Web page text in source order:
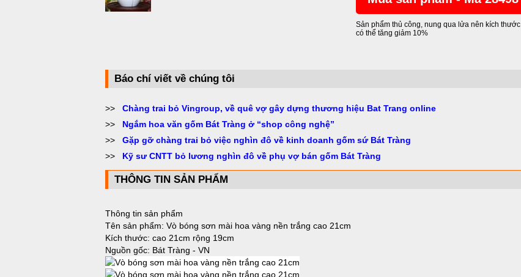
Sản phẩm thủ công, nung qua lửa nên kích thước
có thể tăng giảm 10%
Báo chí viết về chúng tôi
>> Chàng trai bỏ Vingroup, về quê vợ gây dựng thương hiệu Bat Trang online
>> Ngắm hoa văn gốm Bát Tràng ở “shop công nghệ”
>> Gặp gỡ chàng trai bỏ việc nghìn đô về kinh doanh gốm sứ Bát Tràng
>> Kỹ sư CNTT bỏ lương nghìn đô về phụ vợ bán gốm Bát Tràng
THÔNG TIN SẢN PHẨM
Thông tin sản phẩm
Tên sản phẩm: Vò bóng sơn mài hoa vàng nền trắng cao 21cm
Kích thước: cao 21cm rộng 19cm
Nguồn gốc: Bát Tràng - VN